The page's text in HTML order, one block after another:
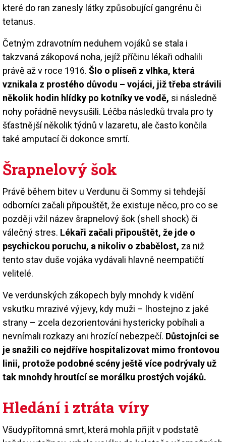
které do ran zanesly látky způsobující gangrénu či
tetanus.
Četným zdravotním neduhem vojáků se stala i
takzvaná zákopová noha, jejíž příčinu lékaři odhalili
právě až v roce 1916. Šlo o plíseň z vlhka, která
vznikala z prostého důvodu – vojáci, již třeba strávili
několik hodin hlídky po kotníky ve vodě, si následně
nohy pořádně nevysušili. Léčba následků trvala pro ty
šťastnější několik týdnů v lazaretu, ale často končila
také amputací či dokonce smrtí.
Šrapnelový šok
Právě během bitev u Verdunu či Sommy si tehdejší
odborníci začali připouštět, že existuje něco, pro co se
později vžil název šrapnelový šok (shell shock) či
válečný stres. Lékaři začali připouštět, že jde o
psychickou poruchu, a nikoliv o zbabělost, za niž
tento stav duše vojáka vydávali hlavně neempatičtí
velitelé.
Ve verdunských zákopech byly mnohdy k vidění
vskutku mrazivé výjevy, kdy muži – lhostejno z jaké
strany – zcela dezorientováni hystericky pobíhali a
nevnímali rozkazy ani hrozící nebezpečí. Důstojníci se
je snažili co nejdříve hospitalizovat mimo frontovou
linii, protože podobné scény ještě více podrývaly už
tak mnohdy hroutící se morálku prostých vojáků.
Hledání i ztráta víry
Všudypřítomná smrt, která mohla přijít v podstatě